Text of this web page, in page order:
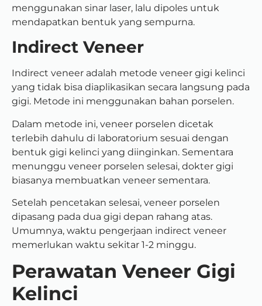
menggunakan sinar laser, lalu dipoles untuk
mendapatkan bentuk yang sempurna.
Indirect Veneer
Indirect veneer adalah metode veneer gigi kelinci
yang tidak bisa diaplikasikan secara langsung pada
gigi. Metode ini menggunakan bahan porselen.
Dalam metode ini, veneer porselen dicetak
terlebih dahulu di laboratorium sesuai dengan
bentuk gigi kelinci yang diinginkan. Sementara
menunggu veneer porselen selesai, dokter gigi
biasanya membuatkan veneer sementara.
Setelah pencetakan selesai, veneer porselen
dipasang pada dua gigi depan rahang atas.
Umumnya, waktu pengerjaan indirect veneer
memerlukan waktu sekitar 1-2 minggu.
Perawatan Veneer Gigi
Kelinci